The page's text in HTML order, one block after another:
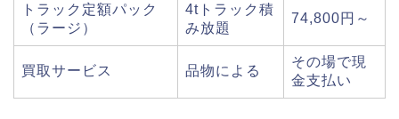
トラック定額パック
（ラージ）
4tトラック積
み放題
74,800円～
買取サービス 品物による
その場で現
金支払い